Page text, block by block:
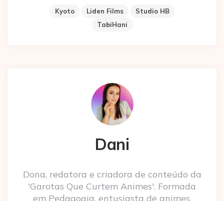
Kyoto Liden Films
Studio HB
TabiHani
Dani
Dona, redatora e criadora de conteúdo da
'Garotas Que Curtem Animes'. Formada
em Pedagogia, entusiasta de animes,